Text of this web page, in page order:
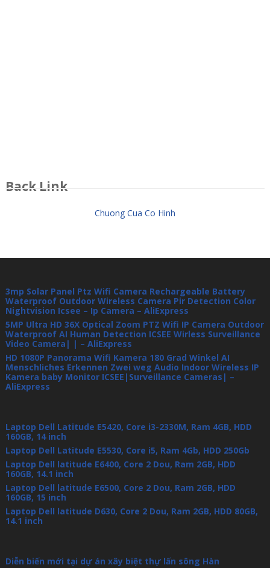
Back Link
Chuong Cua Co Hinh
3mp Solar Panel Ptz Wifi Camera Rechargeable Battery
Waterproof Outdoor Wireless Camera Pir Detection Color
Nightvision Icsee – Ip Camera – AliExpress
5MP Ultra HD 36X Optical Zoom PTZ Wifi IP Camera Outdoor
Waterproof AI Human Detection ICSEE Wirless Surveillance
Video Camera| | – AliExpress
HD 1080P Panorama Wifi Kamera 180 Grad Winkel AI
Menschliches Erkennen Zwei weg Audio Indoor Wireless IP
Kamera baby Monitor ICSEE|Surveillance Cameras| –
AliExpress
Laptop Dell Latitude E5420, Core i3-2330M, Ram 4GB, HDD
160GB, 14 inch
Laptop Dell Latitude E5530, Core i5, Ram 4Gb, HDD 250Gb
Laptop Dell latitude E6400, Core 2 Dou, Ram 2GB, HDD
160GB, 14.1 inch
Laptop Dell latitude E6500, Core 2 Dou, Ram 2GB, HDD
160GB, 15 inch
Laptop Dell latitude D630, Core 2 Dou, Ram 2GB, HDD 80GB,
14.1 inch
Diễn biến mới tại dự án xây biệt thự lấn sông Hàn